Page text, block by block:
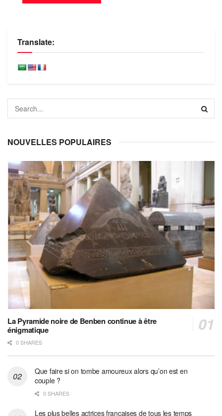
Translate:
NOUVELLES POPULAIRES
La Pyramide noire de Benben continue à être
énigmatique
0 SHARES
Que faire si on tombe amoureux alors qu’on est en
couple ?
0 SHARES
Les plus belles actrices françaises de tous les temps